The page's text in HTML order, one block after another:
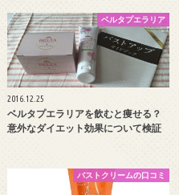
ベルタプエラリア
2016.12.25
ベルタプエラリアを飲むと痩せる？
意外なダイエット効果について検証
バストクリームの口コミ